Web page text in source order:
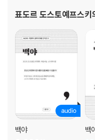
머니와는 달리, 잔혹한 아버
표도르 도스토예프스키
백야 백